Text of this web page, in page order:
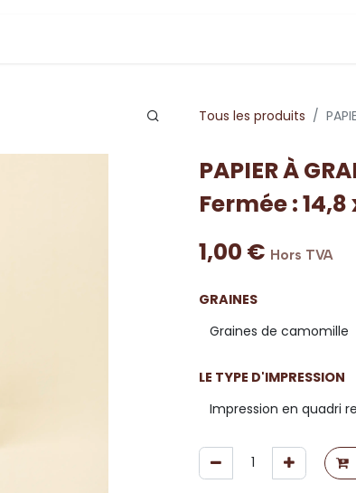
Tous les produits
PAPIER À
Fermée : 14,8
1,00 € Hors TVA
GRAINES
LE TYPE D'IMPRESSION